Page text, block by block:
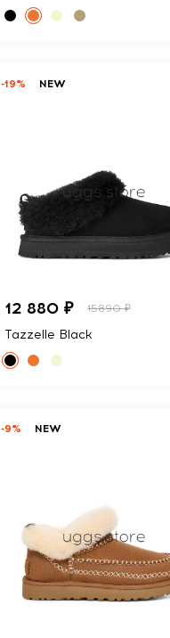
-19% NEW
12 880 ₽ 15890 ₽
Tazzelle Black
-9% NEW